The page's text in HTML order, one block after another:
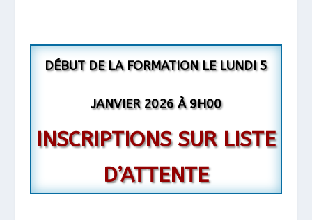
DÉBUT DE LA FORMATION LE LUNDI 5
JANVIER 2026 À 9H00
INSCRIPTIONS SUR LISTE
D’ATTENTE